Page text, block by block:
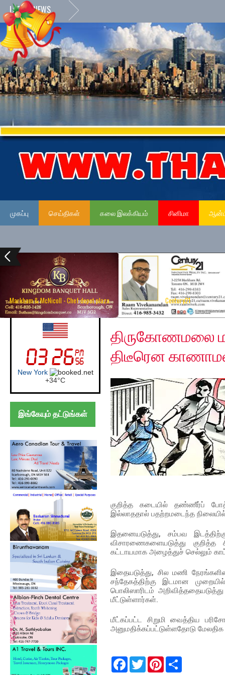
LATEST NEWS
முகப்பு செய்திகள் கலை இலக்கியம் சினிமா
Markham & McNicoll - Chef depot plaza Century21
UK (London)
London
+24°C
இங்கேயும் தட்டுங்கள்
Sunday, June 14, 2020
திருகோணமலை
திடீரென
குறித்த கடையில் தண்ணீர்ப்
இல்லாததால் பதற்றமடைந்த
இதனையடுத்து, சம்பவ
விசாரணைகளையடுத்து குறித்த
கட்டாயமாக அழைத்துச் செல்லும்
இதையடுத்து, சில மணி
சந்தேகத்திற்கு இடமான
பொலிஸாரிடம்
மீட்டுள்ளார்கள்.
மீட்கப்பட்ட சிறுமி வைத்திய
அனுமதிக்கப்பட்டுள்ளதோடு
F
T
w
P